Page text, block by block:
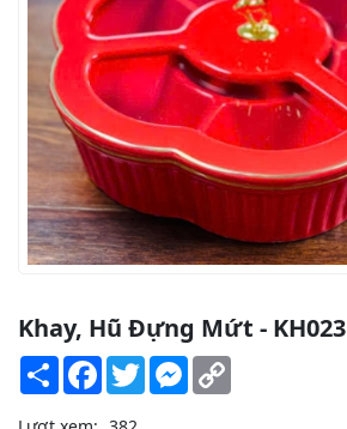
Khay, Hũ Đựng Mứt - KH023
Share Facebook
TwitterMessenger